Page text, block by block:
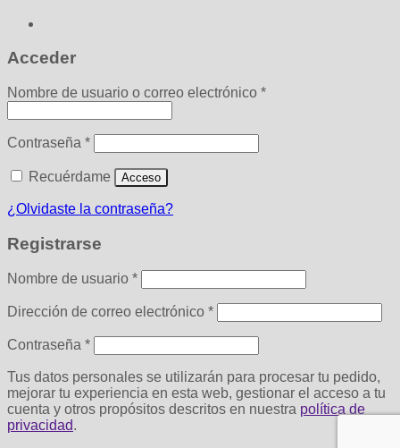
Acceder
Nombre de usuario o correo electrónico *Obligatorio
Contraseña *Obligatorio
Recuérdame Acceso
¿Olvidaste la contraseña?
Registrarse
Nombre de usuario *Obligatorio
Dirección de correo electrónico *Obligatorio
Contraseña *Obligatorio
Tus datos personales se utilizarán para procesar tu pedido,
mejorar tu experiencia en esta web, gestionar el acceso a tu
cuenta y otros propósitos descritos en nuestra política de
privacidad.